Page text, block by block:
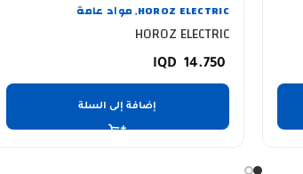
HOROZ ELECTRIC
, مواد عامة
HOROZ ELECTRIC
14.750
إضافة إلى السلة